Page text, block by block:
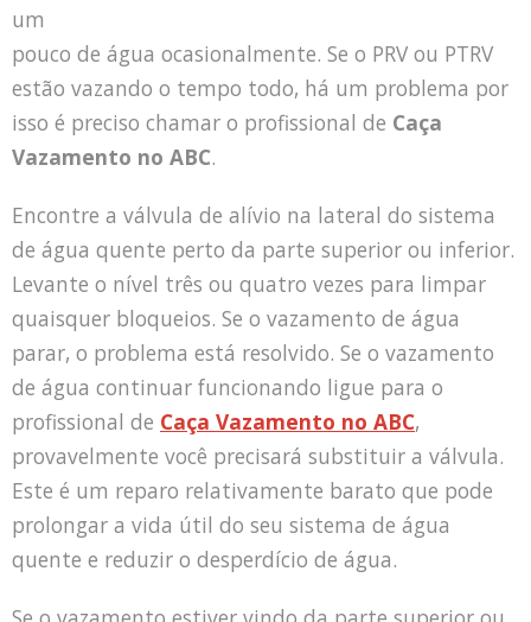
um
pouco de água ocasionalmente. Se o PRV ou PTRV
estão vazando o tempo todo, há um problema por
isso é preciso chamar o profissional de Caça
Vazamento no ABC.
Encontre a válvula de alívio na lateral do sistema
de água quente perto da parte superior ou inferior.
Levante o nível três ou quatro vezes para limpar
quaisquer bloqueios. Se o vazamento de água
parar, o problema está resolvido. Se o vazamento
de água continuar funcionando ligue para o
profissional de Caça Vazamento no ABC,
provavelmente você precisará substituir a válvula.
Este é um reparo relativamente barato que pode
prolongar a vida útil do seu sistema de água
quente e reduzir o desperdício de água.